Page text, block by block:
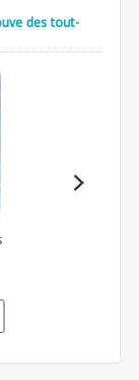
des tout-